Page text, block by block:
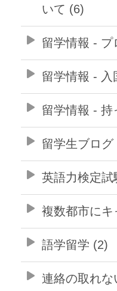
いて (6)
留学情報 - プ
留学情報 - 入
留学情報 - 持
留学生ブログ
英語力検定試
複数都市に
語学留学 (2)
連絡の取れ